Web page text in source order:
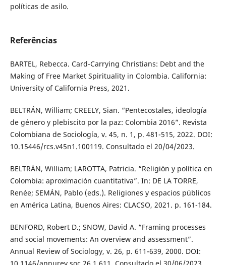
políticas de asilo.
Referências
BARTEL, Rebecca. Card-Carrying Christians: Debt and the
Making of Free Market Spirituality in Colombia. California:
University of California Press, 2021.
BELTRÁN, William; CREELY, Sian. “Pentecostales, ideología
de género y plebiscito por la paz: Colombia 2016”. Revista
Colombiana de Sociología, v. 45, n. 1, p. 481-515, 2022. DOI:
10.15446/rcs.v45n1.100119. Consultado el 20/04/2023.
BELTRÁN, William; LAROTTA, Patricia. “Religión y política en
Colombia: aproximación cuantitativa”. In: DE LA TORRE,
Renée; SEMÁN, Pablo (eds.). Religiones y espacios públicos
en América Latina, Buenos Aires: CLACSO, 2021. p. 161-184.
BENFORD, Robert D.; SNOW, David A. “Framing processes
and social movements: An overview and assessment”.
Annual Review of Sociology, v. 26, p. 611-639, 2000. DOI: